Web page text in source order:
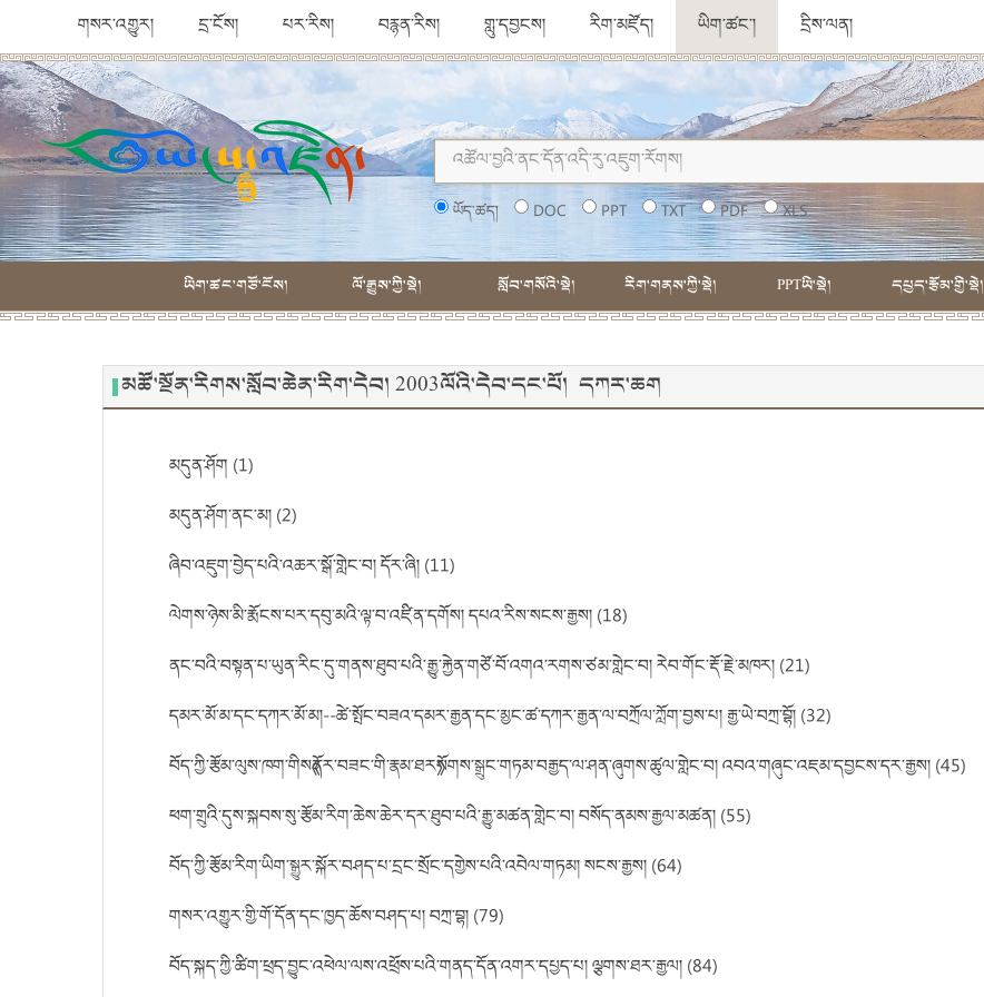
གསར་འགྱུར། དྲ་ངོས། པར་རིས། བརྙན་རིས། གླུ་དབྱངས། རིག་མཛོད། ཡིག་ཚང་། དྲིས་ལན།
ཡོད་ཚད། DOC PPT TXT PDF XLS
ཡིག་ཚང་གཙོ་ངོས། ལོ་རྒྱུས་ཀྱི་སྡེ། སློབ་གསོའི་སྡེ། རིག་གནས་ཀྱི་སྡེ། PPTཡི་སྡེ། དཔྱད་རྩོམ་གྱི་སྡེ།
མཚོ་སྔོན་རིགས་སློབ་ཆེན་རིག་དེབ། 2003ལོའི་དེབ་དང་པོ། དཀར་ཆག
མདུན་ཤོག (1)
མདུན་ཤོག་ནང་མ། (2)
ཞིབ་འཇུག་བྱེད་པའི་འཆར་སྒོ་གླེང་བ། དོར་ཞི། (11)
ལེགས་ཉེས་མི་རྨོངས་པར་དབུ་མའི་ལྟ་བ་འཛིན་དགོས། དཔའ་རིས་སངས་རྒྱས། (18)
ནང་བའི་བསྟན་པ་ཡུན་རིང་དུ་གནས་ཐུབ་པའི་རྒྱུ་རྐྱེན་གཙོ་བོ་འགའ་རགས་ཙམ་གླེང་བ། རེབ་གོང་རྡོ་རྗེ་མཁར། (21)
དམར་མོ་མ་དང་དཀར་མོ་མ།--ཚེ་སྤོང་བཟའ་དམར་རྒྱན་དང་མྱང་ཚ་དཀར་རྒྱན་ལ་བཀྲོལ་ཀློག་བྱས་པ། རྒྱ་ཡེ་བཀྲ་བྷོ། (32)
བོད་ཀྱི་རྩོམ་ལུས་ཁག་གིས«ནོར་བཟང་གི་རྣམ་ཐར»སོགས་སྒྲུང་གཏམ་བརྒྱད་ལ་ཤན་ཞུགས་ཚུལ་གླེང་བ། འབའ་གཞུང་འཇམ་དབྱངས་དར་རྒྱས། (45)
ཕག་གྲུའི་དུས་སྐབས་སུ་རྩོམ་རིག་ཆེས་ཆེར་དར་ཐུབ་པའི་རྒྱུ་མཚན་གླེང་བ། བསོད་ནམས་རྒྱལ་མཚན། (55)
བོད་ཀྱི་རྩོམ་རིག་ཡིག་སྒྱུར་སྐོར་བཤད་པ་དྲང་སྲོང་དགྱེས་པའི་འབེལ་གཏམ། སངས་རྒྱས། (64)
གསར་འགྱུར་གྱི་གོ་དོན་དང་ཁྱད་ཆོས་བཤད་པ། བཀྲ་བྷ། (79)
བོད་སྐད་ཀྱི་ཚིག་ཕྲད་བྱུང་འཕེལ་ལས་འཕྲོས་པའི་གནད་དོན་འགར་དཔྱད་པ། ལྕགས་ཐར་རྒྱལ། (84)